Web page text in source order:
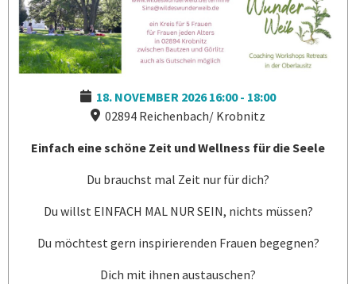
18. NOVEMBER 2026 16:00- 18:00
02894 Reichenbach/ Krobnitz
Einfach eine schöne Zeit und Wellness für die Seele
Du brauchst mal Zeit nur für dich?
Du willst EINFACH MAL NUR SEIN, nichts müssen?
Du möchtest gern inspirierenden Frauen begegnen?
Dich mit ihnen austauschen?